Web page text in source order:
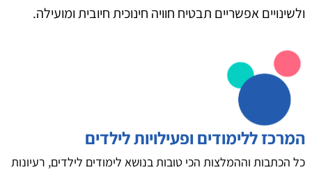
ולשינויים אפשריים תבטיח חוויה חינוכית חיובית ומועילה.
המרכז ללימודים ופעילויות לילדים
כל הכתבות וההמלצות הכי טובות בנושא לימודים לילדים, רעיונות